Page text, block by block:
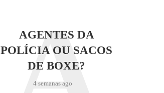
AGENTES DA
POLÍCIA OU SACOS
DE BOXE?
4 semanas ago